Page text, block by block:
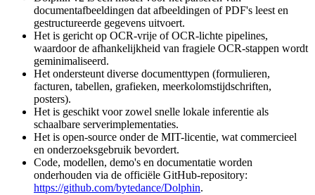
documentafbeeldingen dat afbeeldingen of PDF's leest en
gestructureerde gegevens uitvoert.
Het is gericht op OCR-vrije of OCR-lichte pipelines,
waardoor de afhankelijkheid van fragiele OCR-stappen wordt
geminimaliseerd.
Het ondersteunt diverse documenttypen (formulieren,
facturen, tabellen, grafieken, meerkolomstijdschriften,
posters).
Het is geschikt voor zowel snelle lokale inferentie als
schaalbare serverimplementaties.
Het is open-source onder de MIT-licentie, wat commercieel
en onderzoeksgebruik bevordert.
Code, modellen, demo's en documentatie worden
onderhouden via de officiële GitHub-repository:
https://github.com/bytedance/Dolphin.